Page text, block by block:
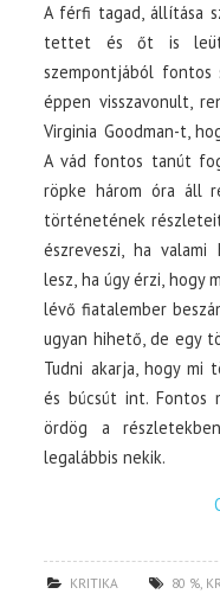
A férfi tagad, állítása
tettet és őt is
szempontjából fontos
éppen visszavonult,
Virginia Goodman-t,
A vád fontos tanút
röpke három óra áll
történetének
észreveszi, ha
lesz, ha úgy érzi, hogy
lévő fiatalember
ugyan hihető, de egy
Tudni akarja, hogy mi
és búcsút int. Fontos
ördög a
legalábbis nekik.
KRITIKA 80 %,